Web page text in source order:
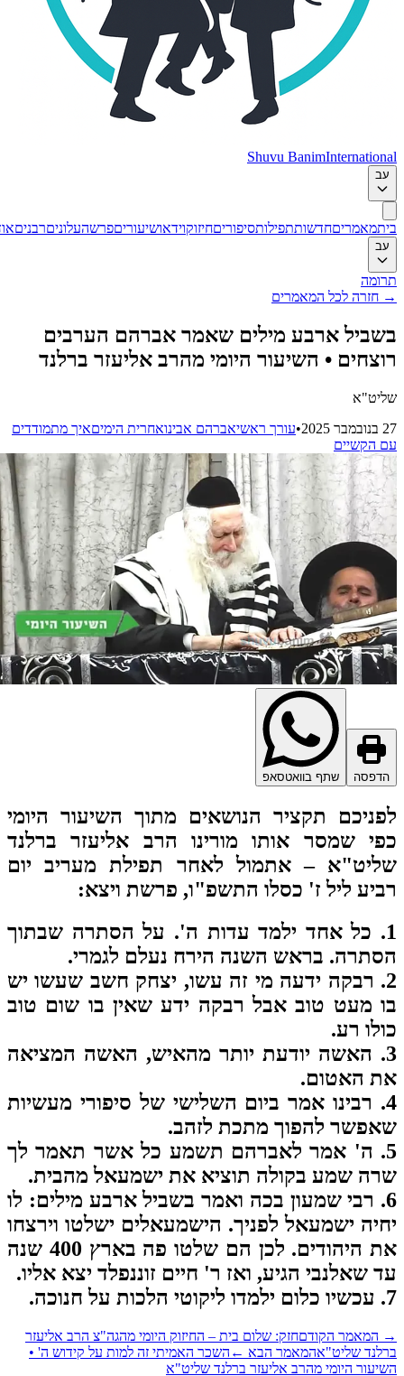
Shuvu Banim
מאמריםחדשותתפילותסיפוריםחיזוקוידאושיעוריםפרשהעלוניםרבניםאודות
חזרה לכל המאמרים
ארבע מילים שאמר אברהם הערבים
• השיעור היומי מהרב אליעזר ברלנד
•עורך ראשיאברהם אבינואחרית הימיםאיך מתמודדים
הקשיים
שתף בוואטסאפ
תקציר הנושאים מתוך השיעור היומי
שמסר אותו מורינו הרב אליעזר ברלנד
– אתמול לאחר תפילת מעריב יום
ליל ז' כסלו התשפ"ו, פרשת ויצא:
1. כל אחד ילמד עדות ה'. על הסתרה שבתוך
בראש השנה הירח נעלם לגמרי.
2. רבקה ידעה מי זה עשו, יצחק חשב שעשו יש
מעט טוב אבל רבקה ידע שאין בו שום טוב
רע.
3. האשה יודעת יותר מהאיש, האשה המציאה
האטום.
4. רבינו אמר ביום השלישי של סיפורי מעשיות
להפוך מתכת לזהב.
5. ה' אמר לאברהם תשמע כל אשר תאמר לך
שמע בקולה תוציא את ישמעאל מהבית.
6. רבי שמעון בכה ואמר בשביל ארבע מילים: לו
ישמעאל לפניך. הישמעאלים ישלטו וירצחו
את היהודים. לכן הם שלטו פה בארץ 400 שנה
שאלנבי הגיע, ואז ר' חיים זוננפלד יצא אליו.
המאמר הקודםחזק: שלום בית – החיזוק היומי מהגה"צ הרב אליעזר
שליט"אהמאמר הבא ← השכר האמיתי זה למות על קידוש ה' •
היומי מהרב אליעזר ברלנד שליט"א